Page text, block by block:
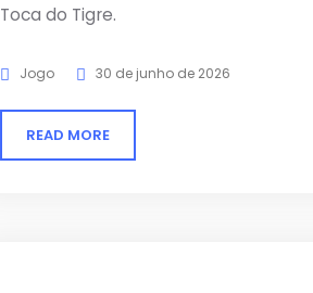
Toca do Tigre.
Jogo 30 de junho de 2026
READ MORE